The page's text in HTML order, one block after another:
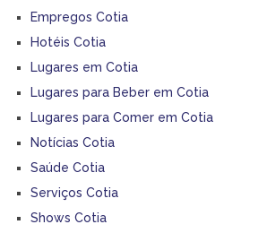
Empregos Cotia
Hotéis Cotia
Lugares em Cotia
Lugares para Beber em Cotia
Lugares para Comer em Cotia
Notícias Cotia
Saúde Cotia
Serviços Cotia
Shows Cotia